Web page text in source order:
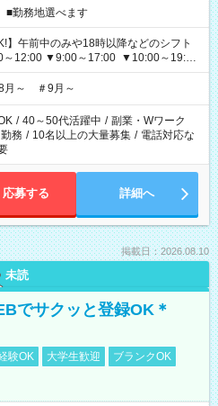
勤務地選べます
】午前中のみや18時以降などのシフト
～12:00 ▼9:00～17:00 ▼10:00～19:00
月～ ＃9月～
/ 40～50代活躍中 / 副業・Wワーク
務 / 10名以上の大量募集 / 電話対応な
応募する 詳細へ
掲載日：2026.08.10
未読
でサクッと登録OK＊
験OK 大学生歓迎
ブランクOK